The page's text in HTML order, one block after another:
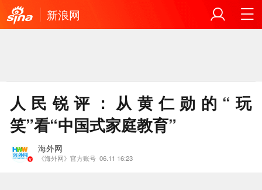
新浪网
人民锐评：从黄仁勋的“玩
笑”看“中国式家庭教育”
海外网
《海外网》官方账号 06.11 16:23